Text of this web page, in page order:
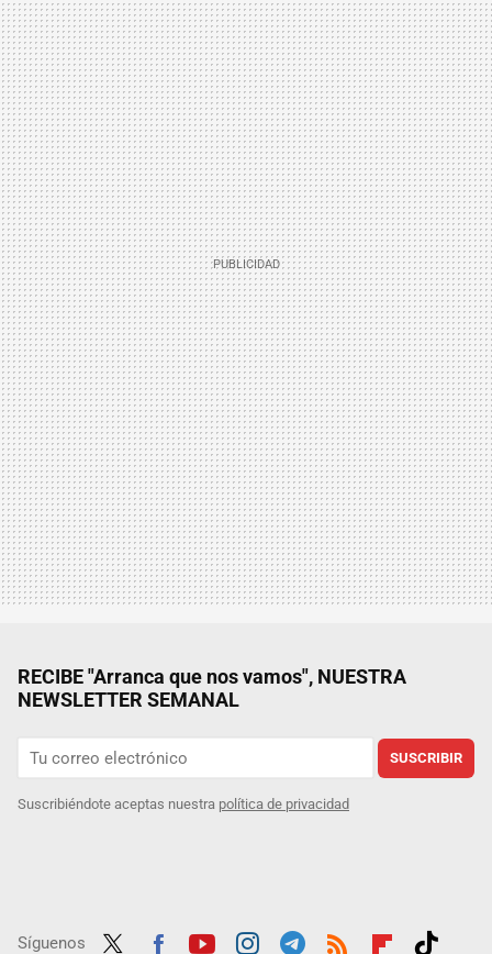
RECIBE "Arranca que nos vamos", NUESTRA
NEWSLETTER SEMANAL
SUSCRIBIR
Suscribiéndote aceptas nuestra política de privacidad
Síguenos